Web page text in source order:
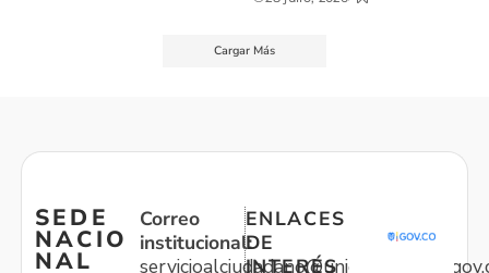
Cargar Más
SEDE
NACIO
NAL
Correo
institucional:
ENLACES
DE
INTERÉS